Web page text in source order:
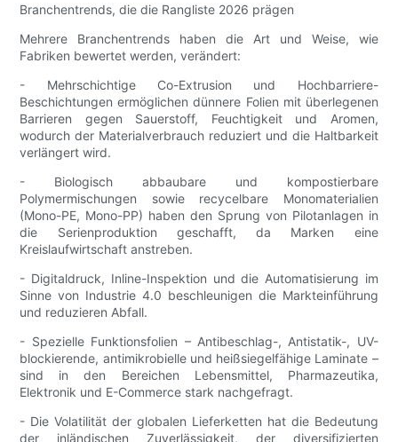
Branchentrends, die die Rangliste 2026 prägen
Mehrere Branchentrends haben die Art und Weise, wie
Fabriken bewertet werden, verändert:
- Mehrschichtige Co-Extrusion und Hochbarriere-
Beschichtungen ermöglichen dünnere Folien mit überlegenen
Barrieren gegen Sauerstoff, Feuchtigkeit und Aromen,
wodurch der Materialverbrauch reduziert und die Haltbarkeit
verlängert wird.
- Biologisch abbaubare und kompostierbare
Polymermischungen sowie recycelbare Monomaterialien
(Mono-PE, Mono-PP) haben den Sprung von Pilotanlagen in
die Serienproduktion geschafft, da Marken eine
Kreislaufwirtschaft anstreben.
- Digitaldruck, Inline-Inspektion und die Automatisierung im
Sinne von Industrie 4.0 beschleunigen die Markteinführung
und reduzieren Abfall.
- Spezielle Funktionsfolien – Antibeschlag-, Antistatik-, UV-
blockierende, antimikrobielle und heißsiegelfähige Laminate –
sind in den Bereichen Lebensmittel, Pharmazeutika,
Elektronik und E-Commerce stark nachgefragt.
- Die Volatilität der globalen Lieferketten hat die Bedeutung
der inländischen Zuverlässigkeit, der diversifizierten